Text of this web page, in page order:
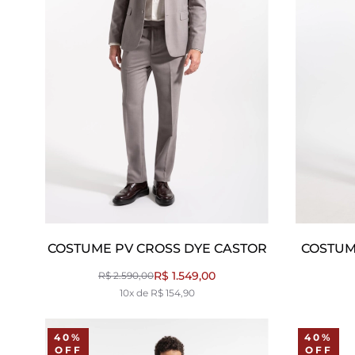
COSTUME PV CROSS DYE CASTOR
R$ 2.590,00R$ 1.549,00
10x de R$ 154,90
40%
OFF
40%
OFF